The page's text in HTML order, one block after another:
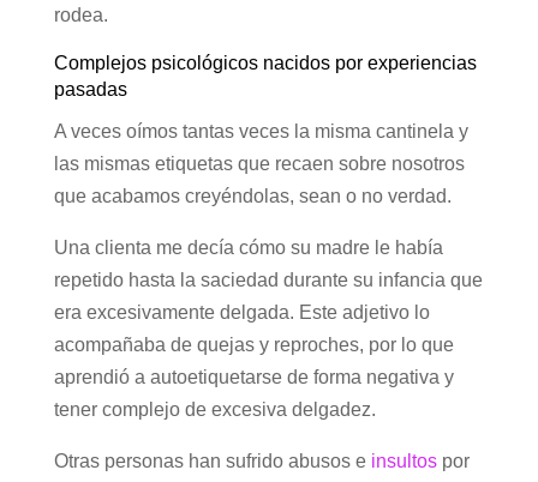
rodea.
Complejos psicológicos nacidos por experiencias
pasadas
A veces oímos tantas veces la misma cantinela y
las mismas etiquetas que recaen sobre nosotros
que acabamos creyéndolas, sean o no verdad.
Una clienta me decía cómo su madre le había
repetido hasta la saciedad durante su infancia que
era excesivamente delgada. Este adjetivo lo
acompañaba de quejas y reproches, por lo que
aprendió a autoetiquetarse de forma negativa y
tener complejo de excesiva delgadez.
Otras personas han sufrido abusos e insultospor